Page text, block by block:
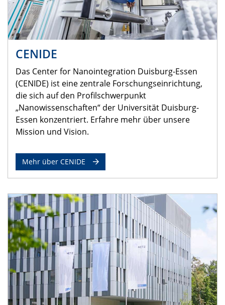
CENIDE
Das Center for Nanointegration Duisburg-Essen
(CENIDE) ist eine zentrale Forschungseinrichtung,
die sich auf den Profilschwerpunkt
„Nanowissenschaften“ der Universität Duisburg-
Essen konzentriert. Erfahre mehr über unsere
Mission und Vision.
Mehr über CENIDE